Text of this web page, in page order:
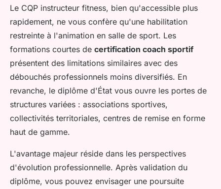
Le CQP instructeur fitness, bien qu'accessible plus
rapidement, ne vous confère qu'une habilitation
restreinte à l'animation en salle de sport. Les
formations courtes de certification coach sportif
présentent des limitations similaires avec des
débouchés professionnels moins diversifiés. En
revanche, le diplôme d'État vous ouvre les portes de
structures variées : associations sportives,
collectivités territoriales, centres de remise en forme
haut de gamme.
L'avantage majeur réside dans les perspectives
d'évolution professionnelle. Après validation du
diplôme, vous pouvez envisager une poursuite